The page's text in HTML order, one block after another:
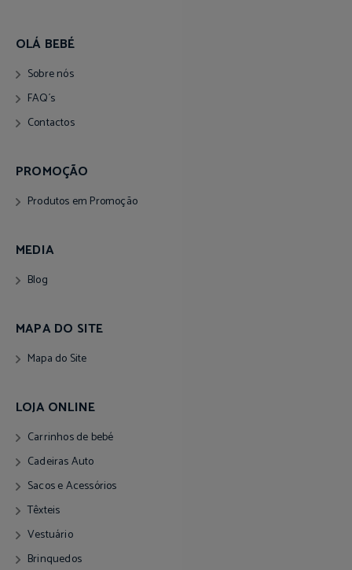
OLÁ BEBÉ
Sobre nós
FAQ´s
Contactos
PROMOÇÃO
Produtos em Promoção
MEDIA
Blog
MAPA DO SITE
Mapa do Site
LOJA ONLINE
Carrinhos de bebé
Cadeiras Auto
Sacos e Acessórios
Têxteis
Vestuário
Brinquedos